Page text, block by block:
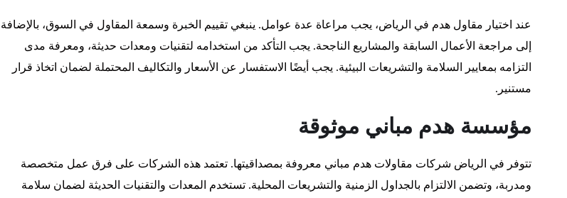
عند اختيار مقاول هدم في الرياض، يجب مراعاة عدة عوامل. ينبغي تقييم الخبرة وسمعة المقاول في السوق، بالإضافة
إلى مراجعة الأعمال السابقة والمشاريع الناجحة. يجب التأكد من استخدامه لتقنيات ومعدات حديثة، ومعرفة مدى
التزامه بمعايير السلامة والتشريعات البيئية. يجب أيضًا الاستفسار عن الأسعار والتكاليف المحتملة لضمان اتخاذ قرار
مستنير.
مؤسسة هدم مباني موثوقة
تتوفر في الرياض شركات مقاولات هدم مباني معروفة بمصداقيتها. تعتمد هذه الشركات على فرق عمل متخصصة
ومدربة، وتضمن الالتزام بالجداول الزمنية والتشريعات المحلية. تستخدم المعدات والتقنيات الحديثة لضمان سلامة